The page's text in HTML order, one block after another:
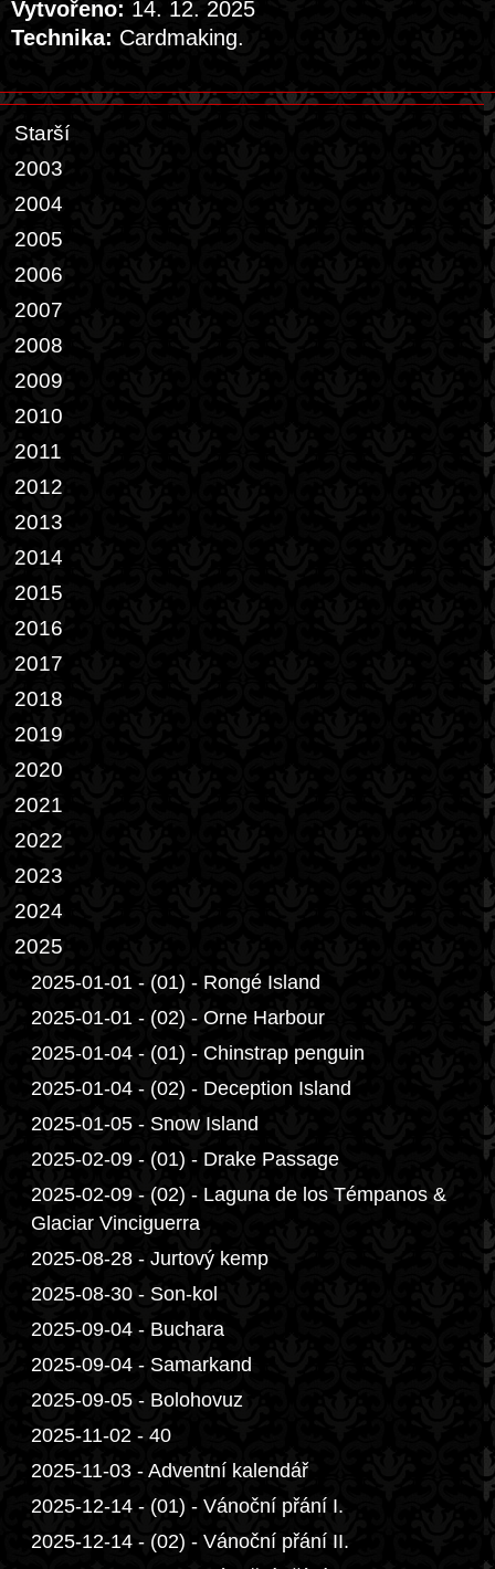
Vytvořeno: 14. 12. 2025
Technika: Cardmaking.
Starší
2003
2004
2005
2006
2007
2008
2009
2010
2011
2012
2013
2014
2015
2016
2017
2018
2019
2020
2021
2022
2023
2024
2025
2025-01-01 - (01) - Rongé Island
2025-01-01 - (02) - Orne Harbour
2025-01-04 - (01) - Chinstrap penguin
2025-01-04 - (02) - Deception Island
2025-01-05 - Snow Island
2025-02-09 - (01) - Drake Passage
2025-02-09 - (02) - Laguna de los Témpanos &
Glaciar Vinciguerra
2025-08-28 - Jurtový kemp
2025-08-30 - Son-kol
2025-09-04 - Buchara
2025-09-04 - Samarkand
2025-09-05 - Bolohovuz
2025-11-02 - 40
2025-11-03 - Adventní kalendář
2025-12-14 - (01) - Vánoční přání I.
2025-12-14 - (02) - Vánoční přání II.